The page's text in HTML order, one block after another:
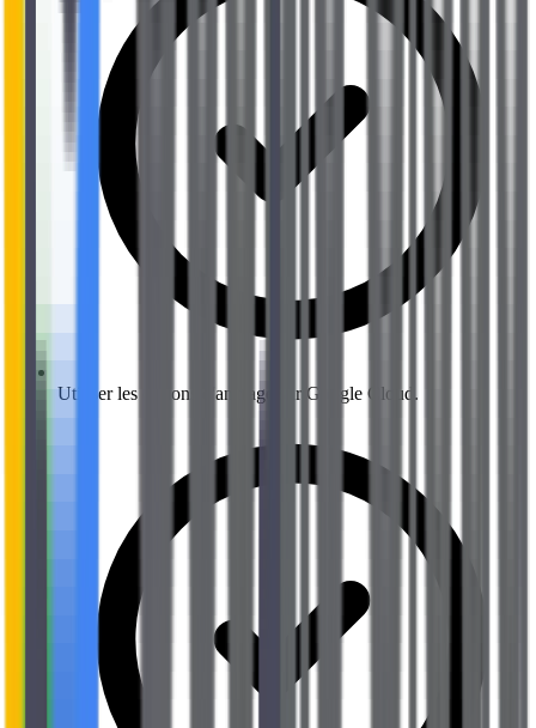
Utiliser les options d'ancrage sur Google Cloud.